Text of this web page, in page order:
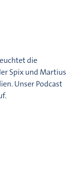
die
Spix und Martius
Unser Podcast